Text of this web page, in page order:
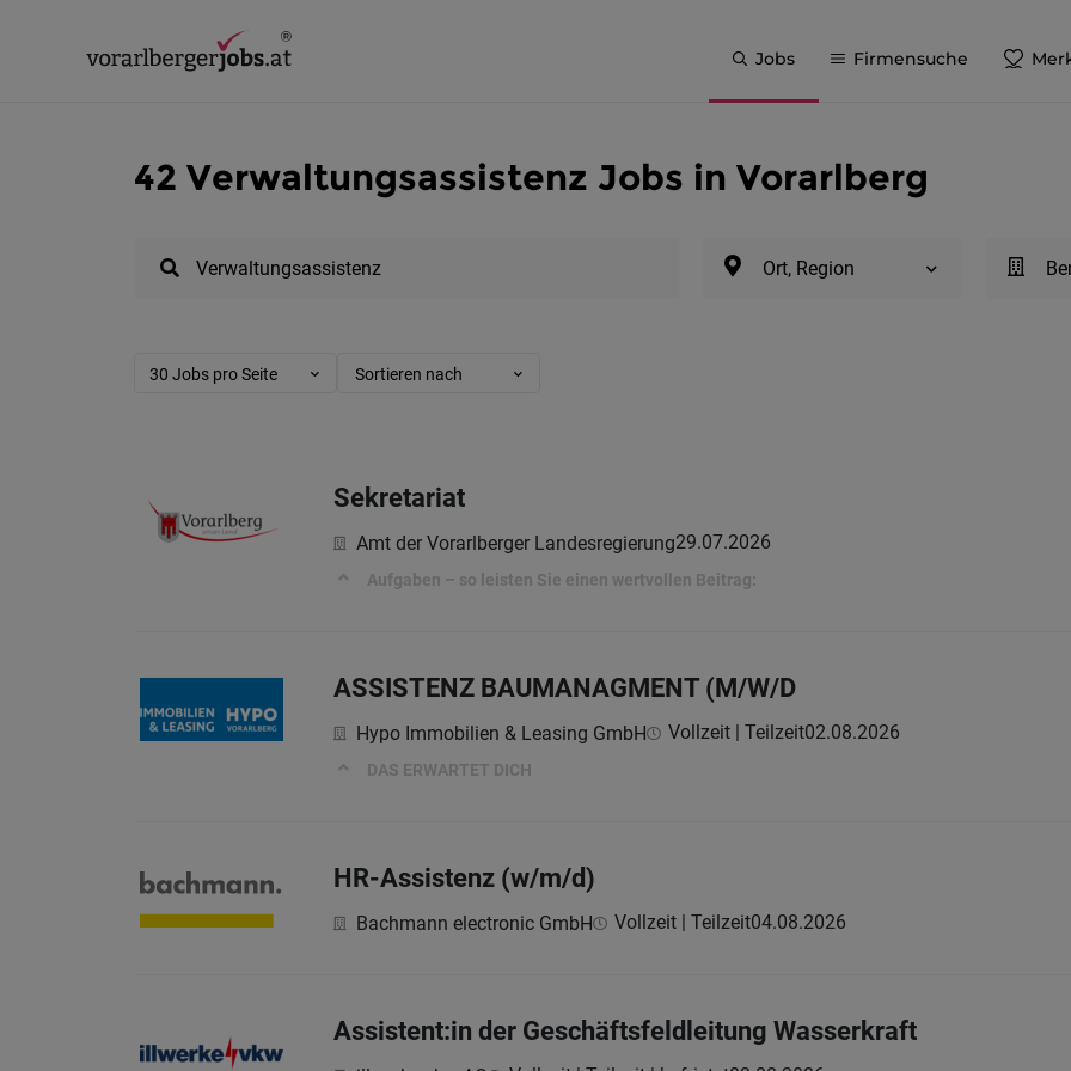
Jobs Firmensuche
42 Verwaltungsassistenz Jobs in Vorarlberg
Ort, Region
30 Jobs pro Seite Sortieren nach
Sekretariat
Amt der Vorarlberger Landesregierung29.07.2026
Aufgaben – so leisten Sie einen wertvollen Beitrag:
ASSISTENZ BAUMANAGMENT (M/W/D
Hypo Immobilien & Leasing GmbH Vollzeit | Teilzeit02.08.2026
DAS ERWARTET DICH
HR-Assistenz (w/m/d)
Bachmann electronic GmbH Vollzeit | Teilzeit04.08.2026
Assistent:in der Geschäftsfeldleitung Wasserkraft